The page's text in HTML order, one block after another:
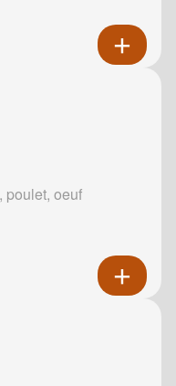
poulet, oeuf